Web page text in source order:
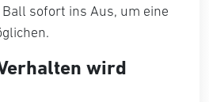
sofort ins Aus, um eine
wird